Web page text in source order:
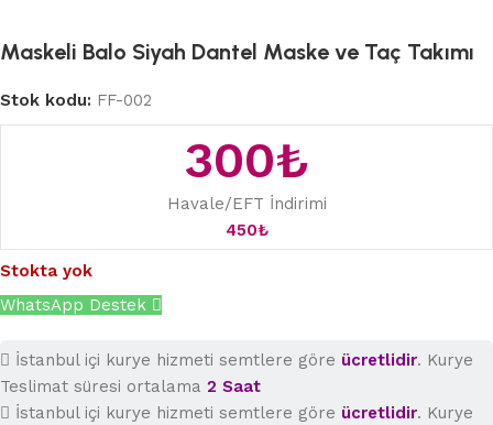
Maskeli Balo Siyah Dantel Maske ve Taç Takımı
Stok kodu: FF-002
300₺
Havale/EFT İndirimi
450₺
Stokta yok
WhatsApp Destek
İstanbul içi kurye hizmeti semtlere göre ücretlidir. Kurye
Teslimat süresi ortalama 2 Saat
İstanbul içi kurye hizmeti semtlere göre ücretlidir. Kurye